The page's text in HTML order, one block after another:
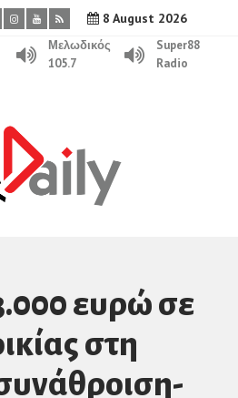
8 August 2026
Μελωδικός
105.7
Super88
Radio
ευρώ σε
στη